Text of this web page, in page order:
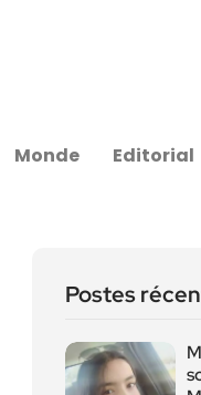
Monde Editorial
Postes